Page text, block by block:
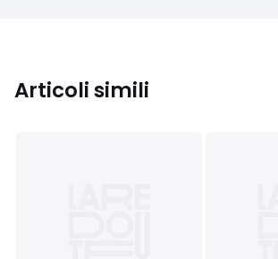
Articoli simili